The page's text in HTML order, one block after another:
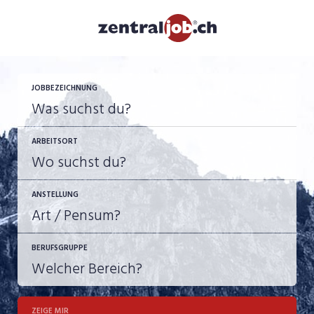
JOBBEZEICHNUNG
ARBEITSORT
ANSTELLUNG
JOB-TYP
Festanstellung
BERUFSGRUPPE
ZEIGE MIR